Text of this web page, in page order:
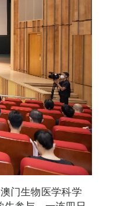
门生物医学科学